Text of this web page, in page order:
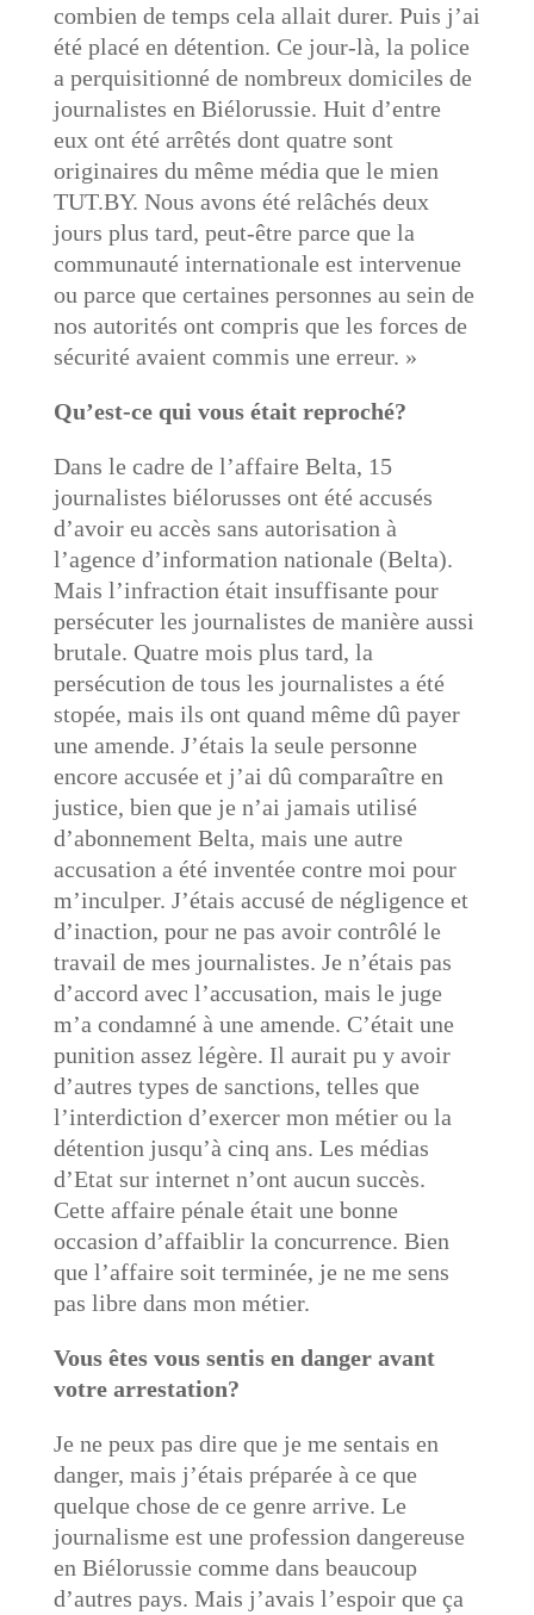
combien de temps cela allait durer. Puis j’ai
été placé en détention. Ce jour-là, la police
a perquisitionné de nombreux domiciles de
journalistes en Biélorussie. Huit d’entre
eux ont été arrêtés dont quatre sont
originaires du même média que le mien
TUT.BY. Nous avons été relâchés deux
jours plus tard, peut-être parce que la
communauté internationale est intervenue
ou parce que certaines personnes au sein de
nos autorités ont compris que les forces de
sécurité avaient commis une erreur. »
Qu’est-ce qui vous était reproché?
Dans le cadre de l’affaire Belta, 15
journalistes biélorusses ont été accusés
d’avoir eu accès sans autorisation à
l’agence d’information nationale (Belta).
Mais l’infraction était insuffisante pour
persécuter les journalistes de manière aussi
brutale. Quatre mois plus tard, la
persécution de tous les journalistes a été
stopée, mais ils ont quand même dû payer
une amende. J’étais la seule personne
encore accusée et j’ai dû comparaître en
justice, bien que je n’ai jamais utilisé
d’abonnement Belta, mais une autre
accusation a été inventée contre moi pour
m’inculper. J’étais accusé de négligence et
d’inaction, pour ne pas avoir contrôlé le
travail de mes journalistes. Je n’étais pas
d’accord avec l’accusation, mais le juge
m’a condamné à une amende. C’était une
punition assez légère. Il aurait pu y avoir
d’autres types de sanctions, telles que
l’interdiction d’exercer mon métier ou la
détention jusqu’à cinq ans. Les médias
d’Etat sur internet n’ont aucun succès.
Cette affaire pénale était une bonne
occasion d’affaiblir la concurrence. Bien
que l’affaire soit terminée, je ne me sens
pas libre dans mon métier.
Vous êtes vous sentis en danger avant
votre arrestation?
Je ne peux pas dire que je me sentais en
danger, mais j’étais préparée à ce que
quelque chose de ce genre arrive. Le
journalisme est une profession dangereuse
en Biélorussie comme dans beaucoup
d’autres pays. Mais j’avais l’espoir que ça